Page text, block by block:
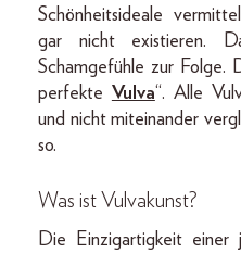
Schönheitsideale
gar nicht existieren.
Schamgefühle zur Folge.
perfekte Vulva“. Alle
und nicht miteinander
so.
Was ist Vulvakunst?
Die Einzigartigkeit